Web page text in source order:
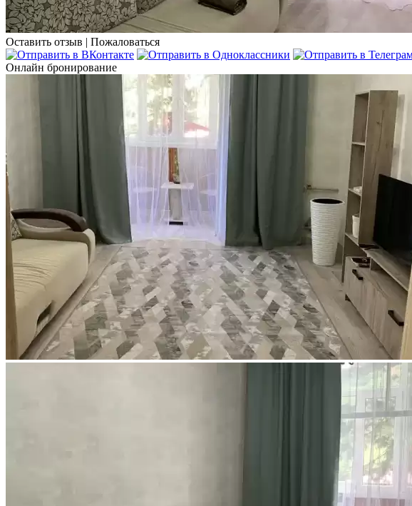
Оставить отзыв | Пожаловаться
Онлайн бронирование